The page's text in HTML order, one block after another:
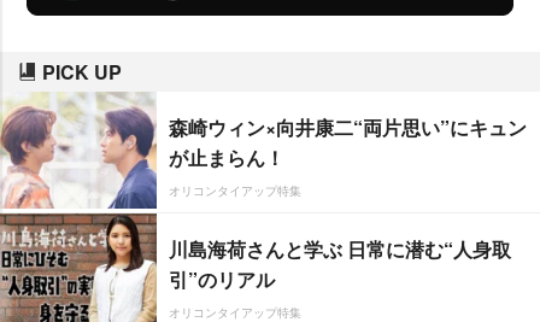
PICK UP
森崎ウィン×向井康二“両片思い”にキュン
が止まらん！
オリコンタイアップ特集
川島海荷さんと学ぶ 日常に潜む“人身取
引”のリアル
オリコンタイアップ特集